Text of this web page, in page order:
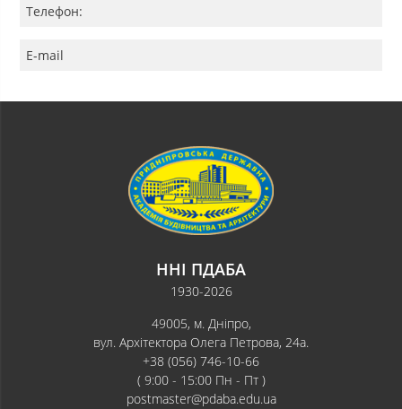
Телефон:
E-mail
ННІ ПДАБА
1930-2026
49005, м. Дніпро,
вул. Архітектора Олега Петрова, 24а.
+38 (056) 746-10-66
( 9:00 - 15:00 Пн - Пт )
postmaster@pdaba.edu.ua